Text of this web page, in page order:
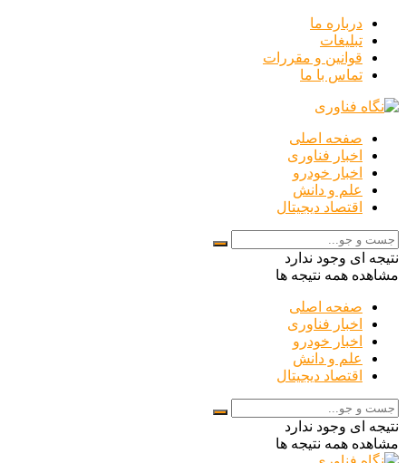
درباره ما
تبلیغات
قوانین و مقررات
تماس با ما
صفحه اصلی
اخبار فناوری
اخبار خودرو
علم و دانش
اقتصاد دیجیتال
نتیجه ای وجود ندارد
مشاهده همه نتیجه ها
صفحه اصلی
اخبار فناوری
اخبار خودرو
علم و دانش
اقتصاد دیجیتال
نتیجه ای وجود ندارد
مشاهده همه نتیجه ها